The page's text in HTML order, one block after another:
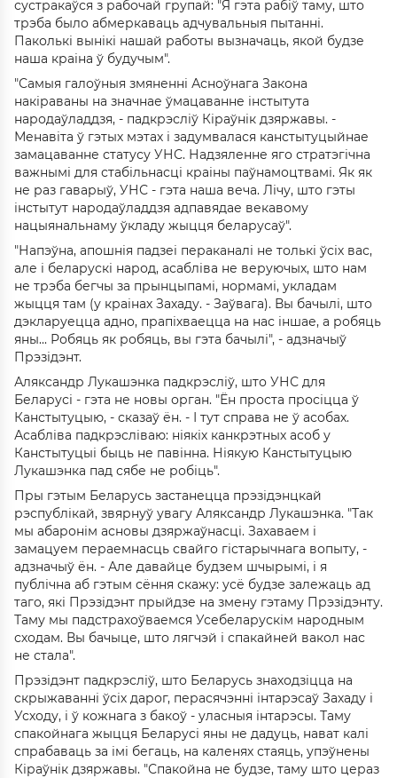
сустракаўся з рабочай групай: "Я гэта рабіў таму, што
трэба было абмеркаваць адчувальныя пытанні.
Паколькі вынікі нашай работы вызначаць, якой будзе
наша краіна ў будучым".
"Самыя галоўныя змяненні Асноўнага Закона
накіраваны на значнае ўмацаванне інстытута
народаўладдзя, - падкрэсліў Кіраўнік дзяржавы. -
Менавіта ў гэтых мэтах і задумвалася канстытуцыйнае
замацаванне статусу УНС. Надзяленне яго стратэгічна
важнымі для стабільнасці краіны паўнамоцтвамі. Як як
не раз гаварыў, УНС - гэта наша веча. Лічу, што гэты
інстытут народаўладдзя адпавядае векавому
нацыянальнаму ўкладу жыцця беларусаў".
"Напэўна, апошнія падзеі пераканалі не толькі ўсіх вас,
але і беларускі народ, асабліва не веруючых, што нам
не трэба бегчы за прынцыпамі, нормамі, укладам
жыцця там (у краінах Захаду. - Заўвага). Вы бачылі, што
дэкларуецца адно, прапіхваецца на нас іншае, а робяць
яны... Робяць як робяць, вы гэта бачылі", - адзначыў
Прэзідэнт.
Аляксандр Лукашэнка падкрэсліў, што УНС для
Беларусі - гэта не новы орган. "Ён проста просіцца ў
Канстытуцыю, - сказаў ён. - І тут справа не ў асобах.
Асабліва падкрэсліваю: ніякіх канкрэтных асоб у
Канстытуцыі быць не павінна. Ніякую Канстытуцыю
Лукашэнка пад сябе не робіць".
Пры гэтым Беларусь застанецца прэзідэнцкай
рэспублікай, звярнуў увагу Аляксандр Лукашэнка. "Так
мы абаронім асновы дзяржаўнасці. Захаваем і
замацуем пераемнасць свайго гістарычнага вопыту, -
адзначыў ён. - Але давайце будзем шчырымі, і я
публічна аб гэтым сёння скажу: усё будзе залежаць ад
таго, які Прэзідэнт прыйдзе на змену гэтаму Прэзідэнту.
Таму мы падстрахоўваемся Усебеларускім народным
сходам. Вы бачыце, што лягчэй і спакайней вакол нас
не стала".
Прэзідэнт падкрэсліў, што Беларусь знаходзіцца на
скрыжаванні ўсіх дарог, перасячэнні інтарэсаў Захаду і
Усходу, і ў кожнага з бакоў - уласныя інтарэсы. Таму
спакойнага жыцця Беларусі яны не дадуць, нават калі
спрабаваць за імі бегаць, на каленях стаяць, упэўнены
Кіраўнік дзяржавы. "Спакойна не будзе, таму што цераз